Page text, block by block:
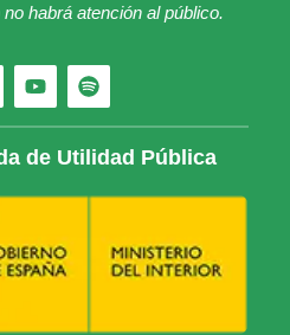
habrá atención al público.
de Utilidad Pública